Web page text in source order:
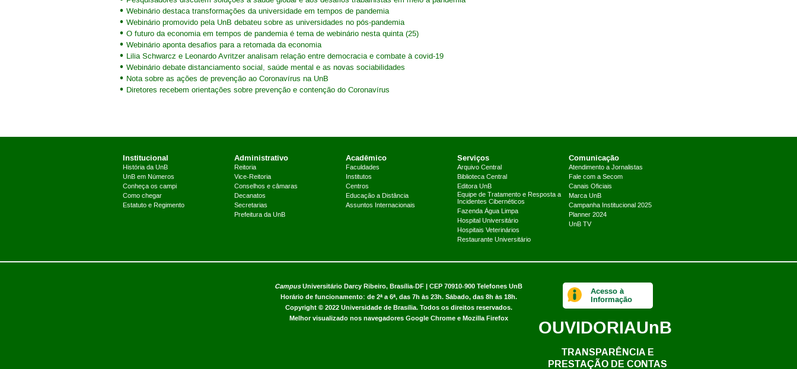
Webinário destaca transformações da universidade em tempos de pandemia
Webinário promovido pela UnB debateu sobre as universidades no pós-pandemia
O futuro da economia em tempos de pandemia é tema de webinário nesta quinta (25)
Webinário aponta desafios para a retomada da economia
Lilia Schwarcz e Leonardo Avritzer analisam relação entre democracia e combate à covid-19
Webinário debate distanciamento social, saúde mental e as novas sociabilidades
Nota sobre as ações de prevenção ao Coronavírus na UnB
Diretores recebem orientações sobre prevenção e contenção do Coronavírus
Institucional
História da UnB
UnB em Números
Conheça os campi
Como chegar
Estatuto e Regimento
Administrativo
Reitoria
Vice-Reitoria
Conselhos e câmaras
Decanatos
Secretarias
Prefeitura da UnB
Acadêmico
Faculdades
Institutos
Centros
Educação a Distância
Assuntos Internacionais
Serviços
Arquivo Central
Biblioteca Central
Editora UnB
Equipe de Tratamento e Resposta a
Incidentes Cibernéticos
Fazenda Água Limpa
Hospital Universitário
Hospitais Veterinários
Restaurante Universitário
Comunicação
Atendimento a Jornalistas
Fale com a Secom
Canais Oficiais
Marca UnB
Campanha Institucional 2025
Planner 2024
UnB TV
CampusUniversitário Darcy Ribeiro, Brasília-DF | CEP 70910-900 Telefones UnB
Horário de funcionamento: de 2ª a 6ª, das 7h às 23h. Sábado, das 8h às 18h.
Copyright © 2022 Universidade de Brasília. Todos os direitos reservados.
Melhor visualizado nos navegadores Google Chrome e Mozilla Firefox
Acesso à
Informação
OUVIDORIAUnB
TRANSPARÊNCIA E
PRESTAÇÃO DE CONTAS